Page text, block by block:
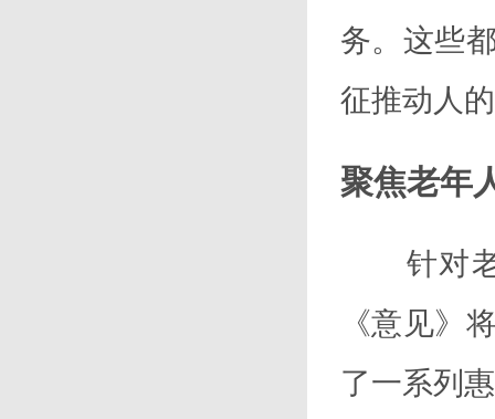
务。这些
征推动人
聚焦老年
针对老
《意见》
了一系列